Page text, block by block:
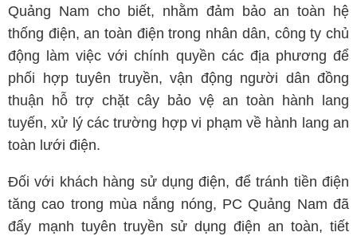
Quảng Nam cho biết, nhằm đảm bảo an toàn hệ
thống điện, an toàn điện trong nhân dân, công ty chủ
động làm việc với chính quyền các địa phương để
phối hợp tuyên truyền, vận động người dân đồng
thuận hỗ trợ chặt cây bảo vệ an toàn hành lang
tuyến, xử lý các trường hợp vi phạm về hành lang an
toàn lưới điện.
Đối với khách hàng sử dụng điện, để tránh tiền điện
tăng cao trong mùa nắng nóng, PC Quảng Nam đã
đẩy mạnh tuyên truyền sử dụng điện an toàn, tiết